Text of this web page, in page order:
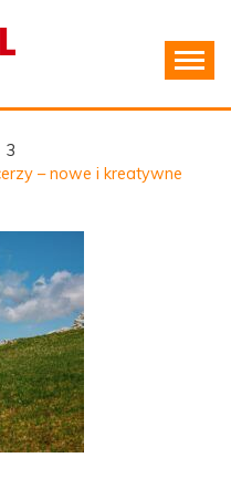
3
– nowe i kreatywne